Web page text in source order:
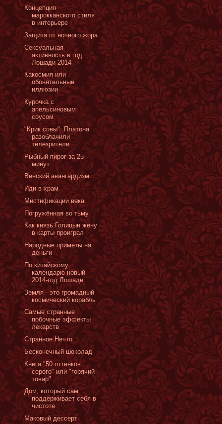
Концепция
марокканского стиля
в интерьере
Защита от ночного жора
Сексуальная
активность в год
Лошади 2014
Какосмия или
обонятельные
иллюзии
Курочка с
апельсиновым
соусом
"Крик совы": Платона
разоблачили
телезрители
Рыбный пирог за 25
минут
Венский авангардизм
Иди в храм
Мистификации века
Погружённая во тьму
Как князь Голицын жену
в карты проиграл
Народные приметы на
деньги
По китайскому
календарю новый
2014-год Лошади
Земля - это громадный
космический корабль
Самые странные
побочные эффекты
лекарств
Странное Нечто
Бесконечный шоколад
Книга "50 оттенков
серого" или "горячий
товар"
Дом, который сам
поддерживает себя в
чистоте
Маковый дессерт